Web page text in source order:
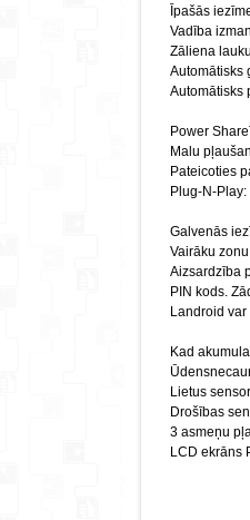
Īpašās
Vadība
Zāliena
Automātisks
Automātisks
Power
Malu
Pateicoties
Plug-N-
Galvenās
Vairāku
Aizsardzība
PIN kods.
Landroid
Kad
Lietus
Drošības
3 asmeņu
LCD ekrāns